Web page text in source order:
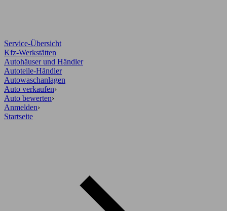
Service-Übersicht
Kfz-Werkstätten
Autohäuser und Händler
Autoteile-Händler
Autowaschanlagen
Auto verkaufen›
Auto bewerten›
Anmelden›
Startseite